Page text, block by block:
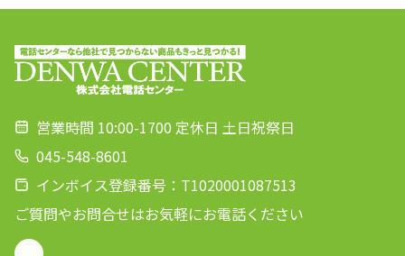
営業時間 10:00-1700 定休日 土日祝祭日
045-548-8601
インボイス登録番号：T1020001087513
ご質問やお問合せはお気軽にお電話ください